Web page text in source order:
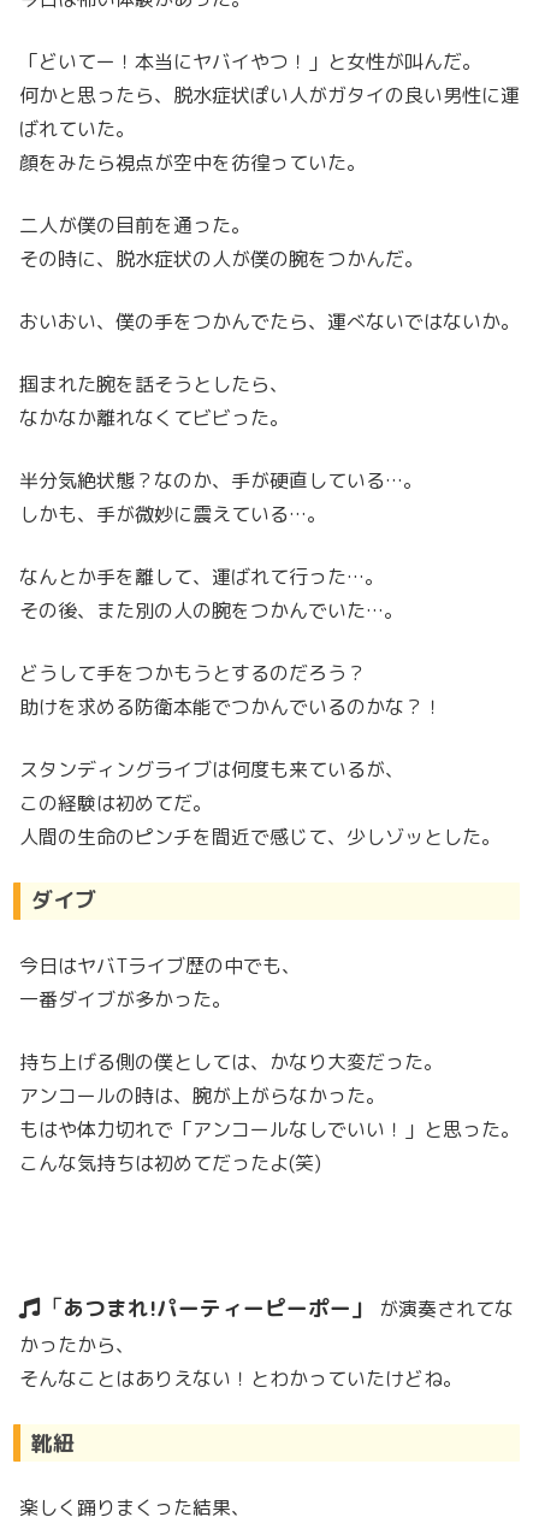
「どいてー！本当にヤバイやつ！」と女性が叫んだ。
何かと思ったら、脱水症状ぽい人がガタイの良い男性に運
ばれていた。
顔をみたら視点が空中を彷徨っていた。
二人が僕の目前を通った。
その時に、脱水症状の人が僕の腕をつかんだ。
おいおい、僕の手をつかんでたら、運べないではないか。
掴まれた腕を話そうとしたら、
なかなか離れなくてビビった。
半分気絶状態？なのか、手が硬直している…。
しかも、手が微妙に震えている…。
なんとか手を離して、運ばれて行った…。
その後、また別の人の腕をつかんでいた…。
どうして手をつかもうとするのだろう？
助けを求める防衛本能でつかんでいるのかな？！
スタンディングライブは何度も来ているが、
この経験は初めてだ。
人間の生命のピンチを間近で感じて、少しゾッとした。
ダイブ
今日はヤバTライブ歴の中でも、
一番ダイブが多かった。
持ち上げる側の僕としては、かなり大変だった。
アンコールの時は、腕が上がらなかった。
もはや体力切れで「アンコールなしでいい！」と思った。
こんな気持ちは初めてだったよ(笑)
あつまれ!パーティーピーポー
が演奏されてな
かったから、
そんなことはありえない！とわかっていたけどね。
靴紐
楽しく踊りまくった結果、